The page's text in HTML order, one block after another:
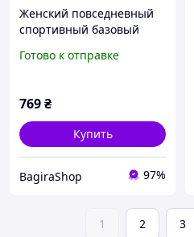
Женский повседневный
спортивный базовый
двухнитка на весну
Готово к отправке
769₴
Купить
BagiraShop 97%
1 2 3